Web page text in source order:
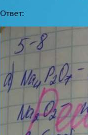
Ответ: